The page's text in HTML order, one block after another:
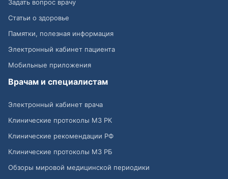
Задать вопрос врачу
Статьи о здоровье
Памятки, полезная информация
Электронный кабинет пациента
Мобильные приложения
Врачам и специалистам
Электронный кабинет врача
Клинические протоколы МЗ РК
Клинические рекомендации РФ
Клинические протоколы МЗ РБ
Обзоры мировой медицинской периодики